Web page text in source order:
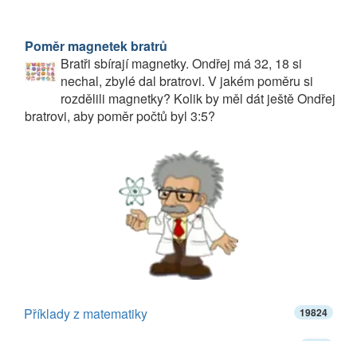
Poměr magnetek bratrů
Bratři sbírají magnetky. Ondřej má 32, 18 si
nechal, zbylé dal bratrovi. V jakém poměru si
rozdělili magnetky? Kolik by měl dát ještě Ondřej
bratrovi, aby poměr počtů byl 3:5?
Příklady z matematiky 19824